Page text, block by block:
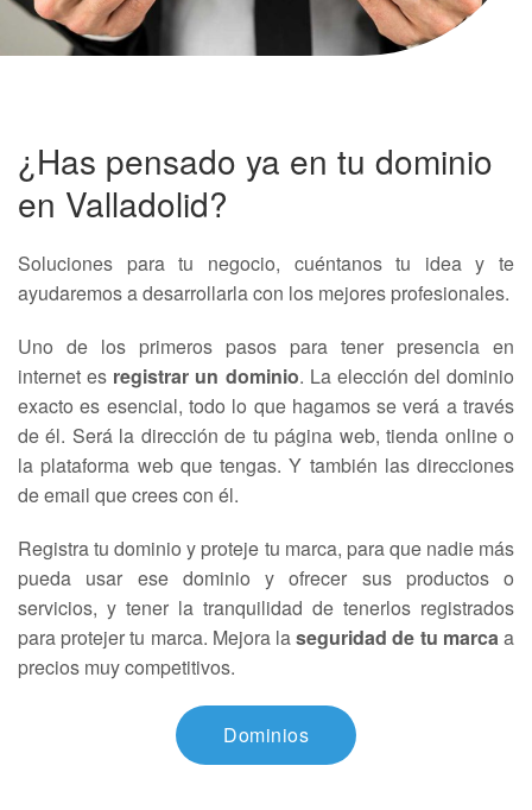
¿Has pensado ya en tu dominio
en Valladolid?
Soluciones para tu negocio, cuéntanos tu idea y te
ayudaremos a desarrollarla con los mejores profesionales.
Uno de los primeros pasos para tener presencia en
internet es registrar un dominio. La elección del dominio
exacto es esencial, todo lo que hagamos se verá a través
de él. Será la dirección de tu página web, tienda online o
la plataforma web que tengas. Y también las direcciones
de email que crees con él.
Registra tu dominio y proteje tu marca, para que nadie más
pueda usar ese dominio y ofrecer sus productos o
servicios, y tener la tranquilidad de tenerlos registrados
para protejer tu marca. Mejora laseguridad de tu marcaa
precios muy competitivos.
Dominios